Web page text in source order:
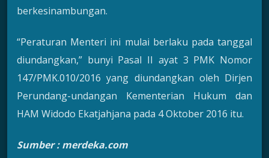
berkesinambungan.
“Peraturan Menteri ini mulai berlaku pada tanggal
diundangkan,” bunyi Pasal II ayat 3 PMK Nomor
147/PMK.010/2016 yang diundangkan oleh Dirjen
Perundang-undangan Kementerian Hukum dan
HAM Widodo Ekatjahjana pada 4 Oktober 2016 itu.
Sumber : merdeka.com